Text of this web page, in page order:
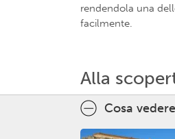
rendendola una
facilmente.
Alla
Cosa